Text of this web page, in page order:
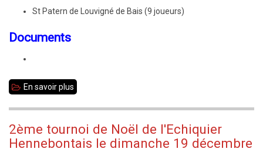
St Patern de Louvigné de Bais (9 joueurs)
Documents
En savoir plus
2010
2ème tournoi de Noël de l'Echiquier
Hennebontais le dimanche 19 décembre